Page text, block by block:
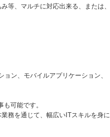
等、マルチに対応出来る、または、
ン、モバイルアプリケーション、
可能です。
務を通じて、幅広いITスキルを身に